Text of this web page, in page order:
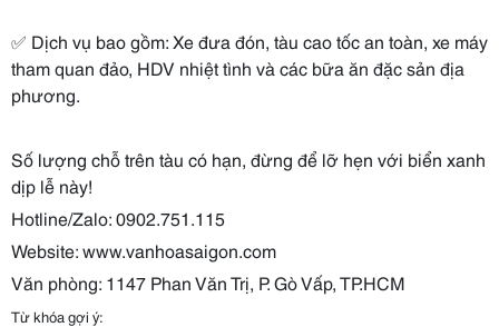
✅ Dịch vụ bao gồm: Xe đưa đón, tàu cao tốc an toàn, xe máy
tham quan đảo, HDV nhiệt tình và các bữa ăn đặc sản địa
phương.
Số lượng chỗ trên tàu có hạn, đừng để lỡ hẹn với biển xanh
dịp lễ này!
Hotline/Zalo: 0902.751.115
Website: www.vanhoasaigon.com
Văn phòng: 1147 Phan Văn Trị, P. Gò Vấp, TP.HCM
Từ khóa gợi ý: